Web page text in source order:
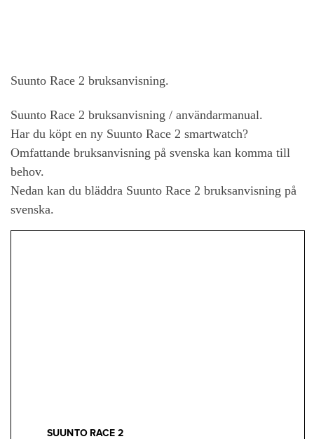
Suunto Race 2 bruksanvisning.
Suunto Race 2 bruksanvisning / användarmanual.
Har du köpt en ny Suunto Race 2 smartwatch?
Omfattande bruksanvisning på svenska kan komma till
behov.
Nedan kan du bläddra Suunto Race 2 bruksanvisning på
svenska.